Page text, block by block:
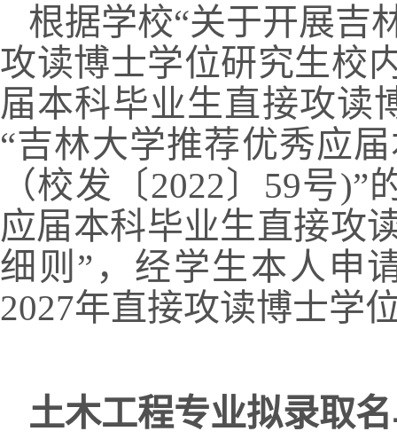
根据学校“关于开展吉
攻读博士学位研究生校
届本科毕业生直接攻读
“吉林大学推荐优秀应
（校发〔2022〕59号
应届本科毕业生直接攻
细则”，经学生本人申
2027年直接攻读博士学
土木工程专业拟录取